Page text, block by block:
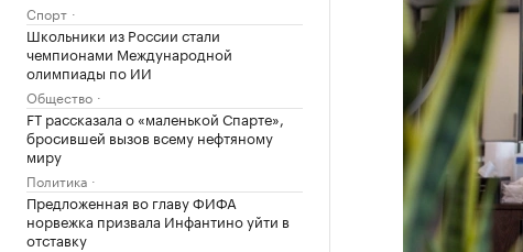
Спорт
Школьники из России стали
чемпионами Международной
олимпиады по ИИ
Общество
FT рассказала о «маленькой Спарте»,
бросившей вызов всему нефтяному
миру
Политика
Предложенная во главу ФИФА
норвежка призвала Инфантино уйти в
отставку